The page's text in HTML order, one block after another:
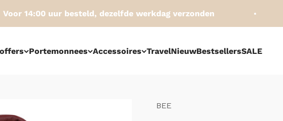
14:00 uur besteld, dezelfde werkdag verzonden
Portemonnees Accessoires TravelNieuwBestsellersSALE
BEE